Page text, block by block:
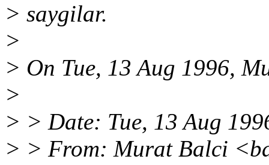
> saygilar.
>
> On Tue, 13 Aug 1996,
>
> > Date: Tue, 13 Aug
> > From: Murat Balci